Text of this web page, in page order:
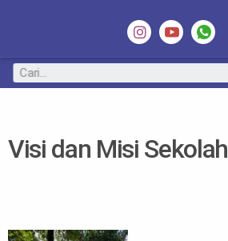
Visi dan Misi Sekolah